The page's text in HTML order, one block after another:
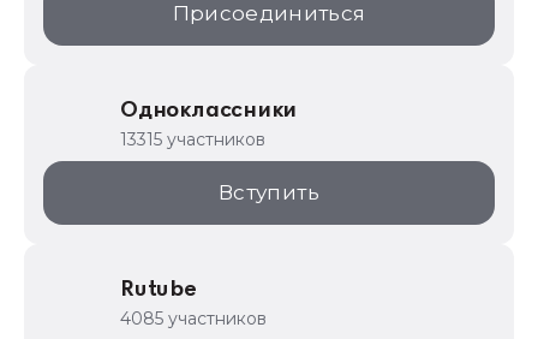
Присоединиться
Одноклассники
13315 участников
Вступить
Rutube
4085 участников